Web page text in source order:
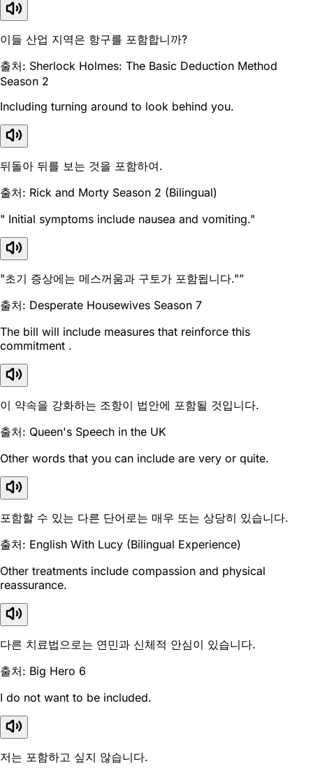
이들 산업 지역은 항구를 포함합니까?
출처: Sherlock Holmes: The Basic Deduction Method
Season 2
Including turning around to look behind you.
뒤돌아 뒤를 보는 것을 포함하여.
출처: Rick and Morty Season 2 (Bilingual)
" Initial symptoms include nausea and vomiting."
"초기 증상에는 메스꺼움과 구토가 포함됩니다."”
출처: Desperate Housewives Season 7
The bill will include measures that reinforce this
commitment .
이 약속을 강화하는 조항이 법안에 포함될 것입니다.
출처: Queen's Speech in the UK
Other words that you can include are very or quite.
포함할 수 있는 다른 단어로는 매우 또는 상당히 있습니다.
출처: English With Lucy (Bilingual Experience)
Other treatments include compassion and physical
reassurance.
다른 치료법으로는 연민과 신체적 안심이 있습니다.
출처: Big Hero 6
I do not want to be included.
저는 포함하고 싶지 않습니다.